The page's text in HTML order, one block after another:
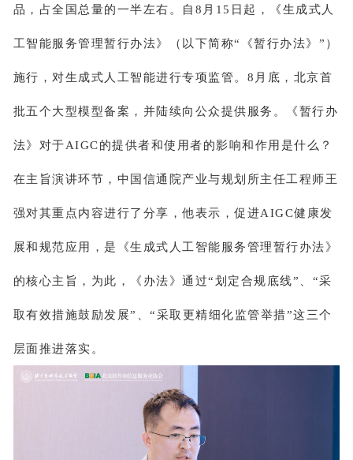
品，占全国总量的一半左右。自8月15日起，《生成式人
工智能服务管理暂行办法》（以下简称“《暂行办法》”）
施行，对生成式人工智能进行专项监管。8月底，北京首
批五个大型模型备案，并陆续向公众提供服务。《暂行办
法》对于AIGC的提供者和使用者的影响和作用是什么？
在主旨演讲环节，中国信通院产业与规划所主任工程师王
强对其重点内容进行了分享，他表示，促进AIGC健康发
展和规范应用，是《生成式人工智能服务管理暂行办法》
的核心主旨，为此，《办法》通过“划定合规底线”、“采
取有效措施鼓励发展”、“采取更精细化监管举措”这三个
层面推进落实。